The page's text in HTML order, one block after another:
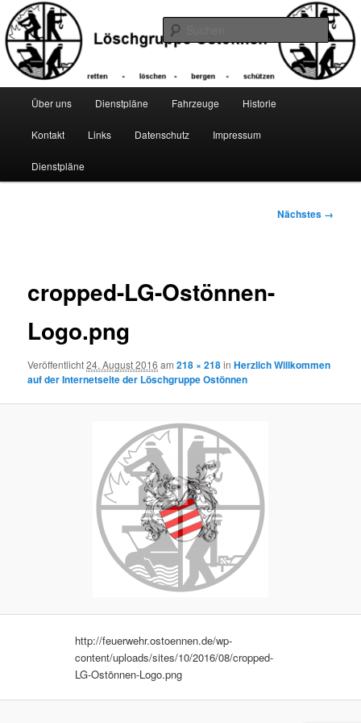
Zum
primären
Inhalt
springen
HauptmenüÜber uns Dienstpläne Fahrzeuge Historie
Kontakt Links Datenschutz Impressum
Dienstpläne
Nächstes →
cropped-LG-Ostönnen-
Logo.png
Veröffentlicht24. August 2016 am218 × 218inHerzlich Willkommen
auf der Internetseite der Löschgruppe Ostönnen
http://feuerwehr.ostoennen.de/wp-
content/uploads/sites/10/2016/08/cropped-
LG-Ostönnen-Logo.png